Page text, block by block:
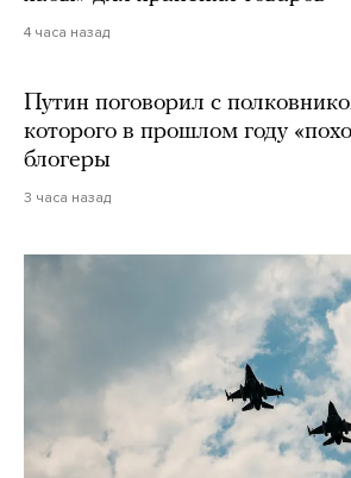
4 часа назад
Путин поговорил с
которого в прошлом году
блогеры
3 часа назад